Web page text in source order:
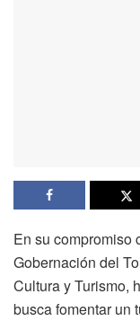
En su compromiso
Gobernación del
Cultura y Turismo,
busca fomentar un